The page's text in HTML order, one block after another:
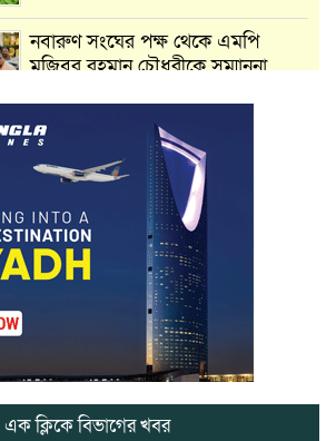
নবারুণ সংঘের পক্ষ থেকে এমপি
মুজিবুর রহমান চৌধুরীকে সম্মাননা
মার্শাল আর্ট ক্লাব কাপে ‘জুসা মার্শাল
আর্ট’ এর সাফল্য, শ্রীমঙ্গলের আয়াত ও
আইরাহ ঝুলিতে ৪ পদক
লাউয়াছড়া জাতীয় উদ্যানের সিএমসি
হিসাবরক্ষক আবজালুল হকের
মৃত্যুতে,এলাকায় শোকের ছায়া
ভোলাগঞ্জ স্থলবন্দরে এলসি আটকে
হয়রানির অভিযোগ, বিএনপির সাবেক
সভাপতির
এক ক্লিকে বিভাগের খবর